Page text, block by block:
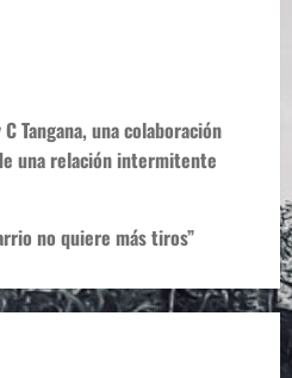
Tangana, una colaboración
una relación intermitente
no quiere más tiros”